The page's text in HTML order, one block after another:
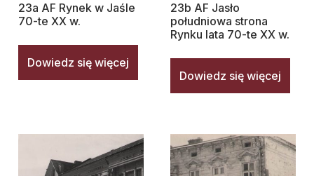
23a AF Rynek w Jaśle
70-te XX w.
Dowiedz się więcej
23b AF Jasło
południowa strona
Rynku lata 70-te XX w.
Dowiedz się więcej